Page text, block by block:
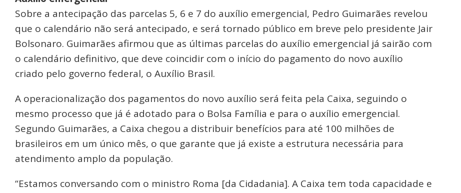
Sobre a antecipação das parcelas 5, 6 e 7 do auxílio emergencial, Pedro Guimarães revelou
que o calendário não será antecipado, e será tornado público em breve pelo presidente Jair
Bolsonaro. Guimarães afirmou que as últimas parcelas do auxílio emergencial já sairão com
o calendário definitivo, que deve coincidir com o início do pagamento do novo auxílio
criado pelo governo federal, o Auxílio Brasil.
A operacionalização dos pagamentos do novo auxílio será feita pela Caixa, seguindo o
mesmo processo que já é adotado para o Bolsa Família e para o auxílio emergencial.
Segundo Guimarães, a Caixa chegou a distribuir benefícios para até 100 milhões de
brasileiros em um único mês, o que garante que já existe a estrutura necessária para
atendimento amplo da população.
“Estamos conversando com o ministro Roma [da Cidadania]. A Caixa tem toda capacidade e